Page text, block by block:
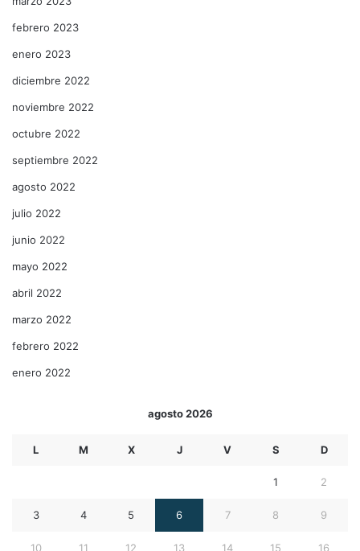
febrero 2023
enero 2023
diciembre 2022
noviembre 2022
octubre 2022
septiembre 2022
agosto 2022
julio 2022
junio 2022
mayo 2022
abril 2022
marzo 2022
febrero 2022
enero 2022
agosto 2026
L M X J V S D
1 2
3 4 5 6 7 8 9
10 11 12 13 14 15 16